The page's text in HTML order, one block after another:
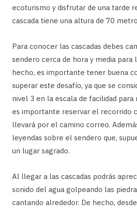
ecoturismo y disfrutar de una tarde
cascada tiene una altura de 70
Para conocer las cascadas debes
sendero cerca de hora y media para
hecho, es importante tener buena
superar este desafío, ya que se
nivel 3 en la escala de facilidad para
es importante reservar el recorrido
llevará por el camino correo.
leyendas sobre el sendero que,
un lugar sagrado.
Al llegar a las cascadas podrás
sonido del agua golpeando las
cantando alrededor. De hecho,